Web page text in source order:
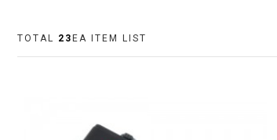
TOTAL 23 EA ITEM LIST